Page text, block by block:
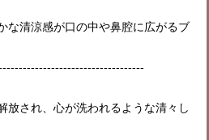
な清涼感が口の中や鼻腔に広がるブ
放され、心が洗われるような清々し